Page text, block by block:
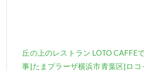
丘の上のレストラン LOTO CAFFE
事|たまプラーザ横浜市青葉区|ロコ